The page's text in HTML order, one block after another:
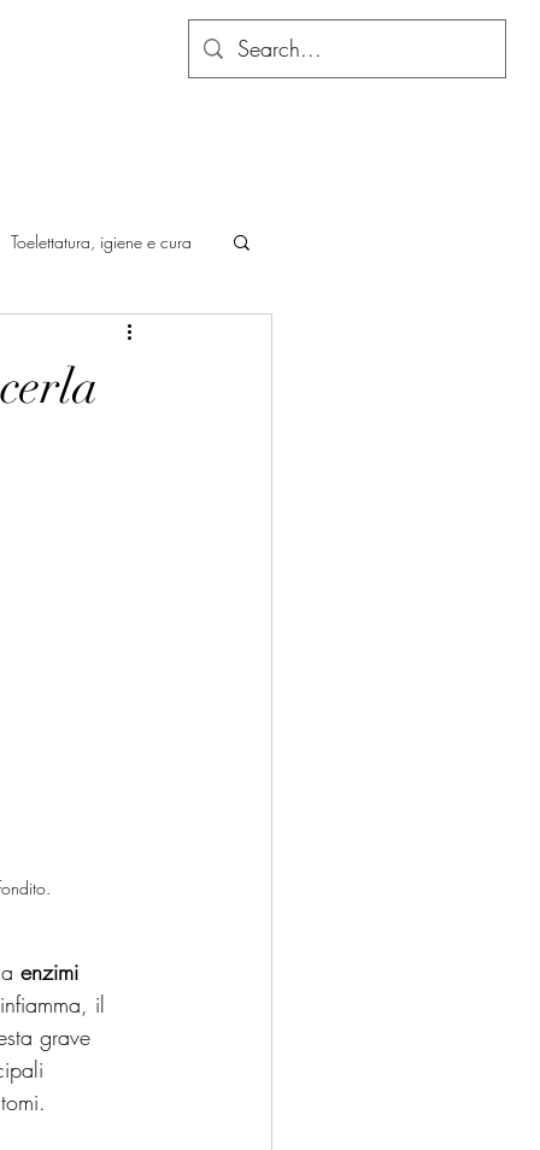
Toelettatura, igiene e cura
enzimi
il
grave